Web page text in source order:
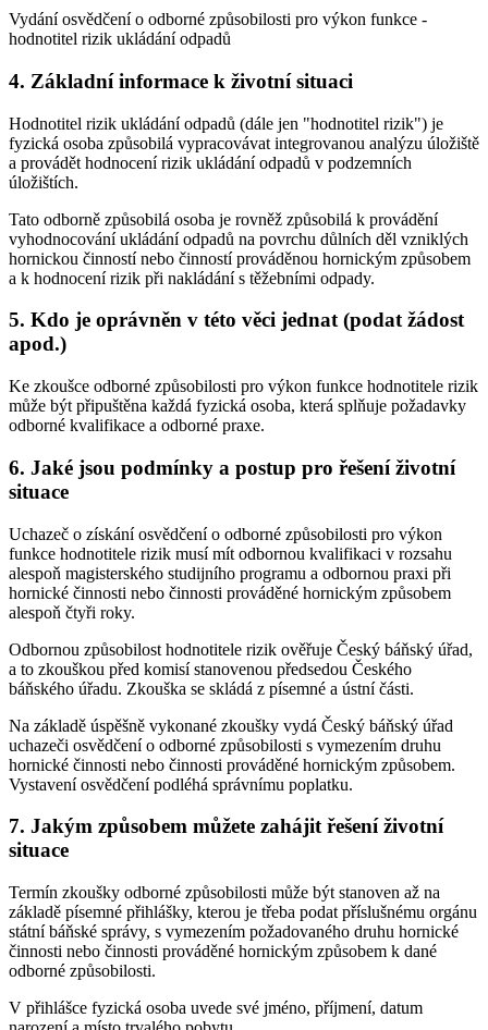
Vydání osvědčení o odborné způsobilosti pro výkon funkce -
hodnotitel rizik ukládání odpadů
4. Základní informace k životní situaci
Hodnotitel rizik ukládání odpadů (dále jen "hodnotitel rizik") je
fyzická osoba způsobilá vypracovávat integrovanou analýzu úložiště
a provádět hodnocení rizik ukládání odpadů v podzemních
úložištích.
Tato odborně způsobilá osoba je rovněž způsobilá k provádění
vyhodnocování ukládání odpadů na povrchu důlních děl vzniklých
hornickou činností nebo činností prováděnou hornickým způsobem
a k hodnocení rizik při nakládání s těžebními odpady.
5. Kdo je oprávněn v této věci jednat (podat žádost
apod.)
Ke zkoušce odborné způsobilosti pro výkon funkce hodnotitele rizik
může být připuštěna každá fyzická osoba, která splňuje požadavky
odborné kvalifikace a odborné praxe.
6. Jaké jsou podmínky a postup pro řešení životní
situace
Uchazeč o získání osvědčení o odborné způsobilosti pro výkon
funkce hodnotitele rizik musí mít odbornou kvalifikaci v rozsahu
alespoň magisterského studijního programu a odbornou praxi při
hornické činnosti nebo činnosti prováděné hornickým způsobem
alespoň čtyři roky.
Odbornou způsobilost hodnotitele rizik ověřuje Český báňský úřad,
a to zkouškou před komisí stanovenou předsedou Českého
báňského úřadu. Zkouška se skládá z písemné a ústní části.
Na základě úspěšně vykonané zkoušky vydá Český báňský úřad
uchazeči osvědčení o odborné způsobilosti s vymezením druhu
hornické činnosti nebo činnosti prováděné hornickým způsobem.
Vystavení osvědčení podléhá správnímu poplatku.
7. Jakým způsobem můžete zahájit řešení životní
situace
Termín zkoušky odborné způsobilosti může být stanoven až na
základě písemné přihlášky, kterou je třeba podat příslušnému orgánu
státní báňské správy, s vymezením požadovaného druhu hornické
činnosti nebo činnosti prováděné hornickým způsobem k dané
odborné způsobilosti.
V přihlášce fyzická osoba uvede své jméno, příjmení, datum